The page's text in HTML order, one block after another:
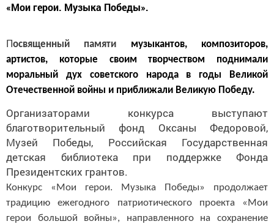
«Мои герои. Музыка Победы».
Посвященный памяти музыкантов, композиторов,
артистов, которые своим творчеством поднимали
моральный дух советского народа в годы Великой
Отечественной войны и приближали Великую Победу.
Организаторами конкурса выступают
благотворительный фонд Оксаны Федоровой,
Музей Победы, Российская Государственная
детская библиотека при поддержке Фонда
Президентских грантов.
Конкурс «Мои герои. Музыка Победы» продолжает
традицию ежегодного патриотического проекта «Мои
герои большой войны», направленного на сохранение